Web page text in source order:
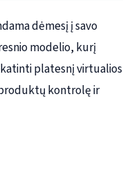
dėmesį į savo
modelio, kurį
platesnį virtualios
kontrolę ir